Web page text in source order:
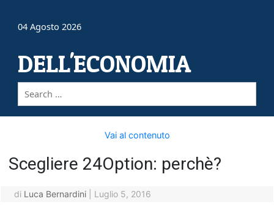
04 Agosto 2026
DELL'ECONOMIA
Vai al contenuto
Scegliere 24Option: perchè?
di Luca Bernardini Luglio 5, 2016